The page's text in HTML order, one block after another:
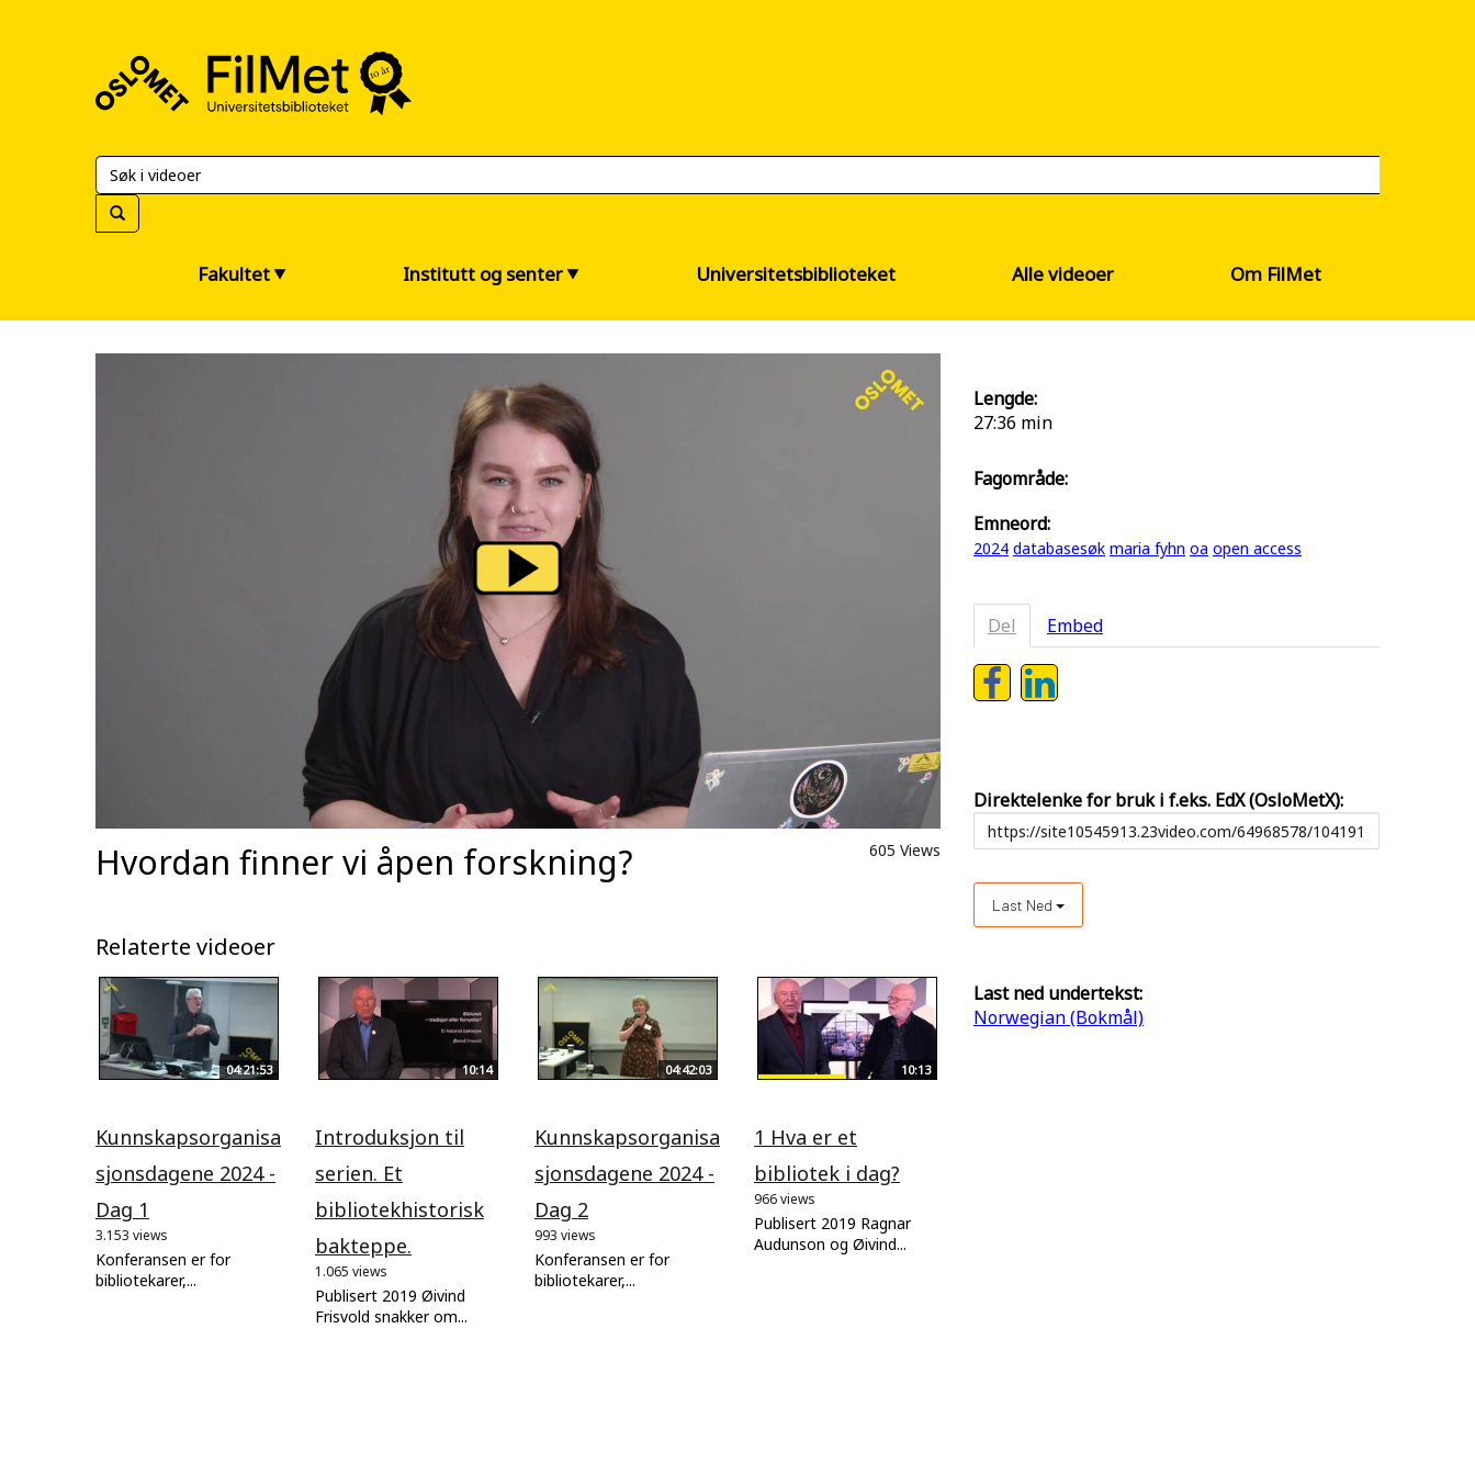
Universitetsbiblioteket
Fakultet Institutt og senter Universitetsbiblioteket Alle videoer Om FilMet
Hvordan finner vi åpen forskning? 605 Views
Relaterte videoer
04:21:53
Kunnskapsorganisa
sjonsdagene 2024 -
Dag 1
3.153 views
Konferansen er for
bibliotekarer,...
10:14
Introduksjon til
serien. Et
bibliotekhistorisk
bakteppe.
1.065 views
Publisert 2019 Øivind
Frisvold snakker om...
04:42:03
Kunnskapsorganisa
sjonsdagene 2024 -
Dag 2
993 views
Konferansen er for
bibliotekarer,...
10:13
1 Hva er et
bibliotek i dag?
966 views
Publisert 2019 Ragnar
Audunson og Øivind...
Lengde:
27:36 min
Fagområde:
Emneord:
2024 databasesøk maria fyhn oa open access
Del Embed
Direktelenke for bruk i f.eks. EdX (OsloMetX):
Last Ned
Last ned undertekst:
Norwegian (Bokmål)